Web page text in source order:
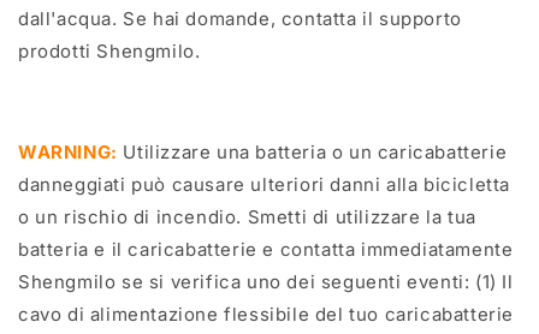
dall'acqua. Se hai domande, contatta il supporto
prodotti Shengmilo.
WARNING: Utilizzare una batteria o un caricabatterie
danneggiati può causare ulteriori danni alla bicicletta
o un rischio di incendio. Smetti di utilizzare la tua
batteria e il caricabatterie e contatta immediatamente
Shengmilo se si verifica uno dei seguenti eventi: (1) Il
cavo di alimentazione flessibile del tuo caricabatterie